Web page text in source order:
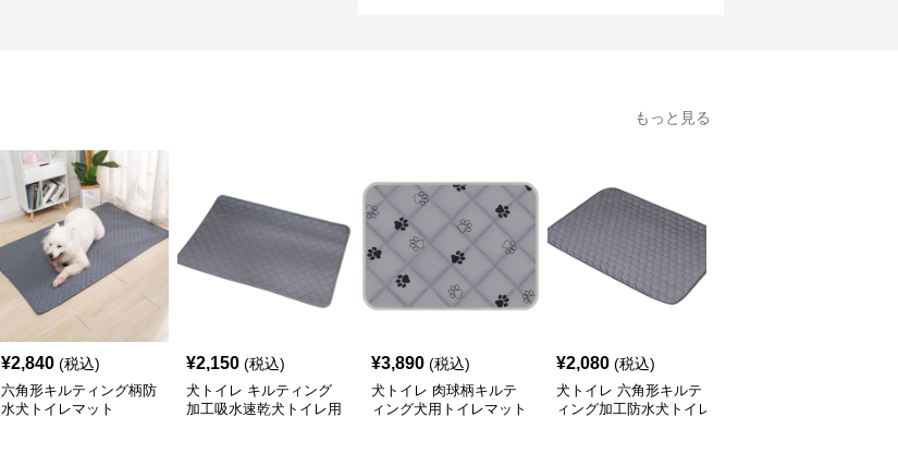
もっと見る
¥2,840 (税込)
六角形キルティング柄防
水犬トイレマット
¥2,150 (税込)
犬トイレ キルティング
加工吸水速乾犬トイレ用
¥3,890 (税込)
犬トイレ 肉球柄キルテ
ィング犬用トイレマット
¥2,080 (税込)
犬トイレ 六角形キルテ
ィング加工防水犬トイレ